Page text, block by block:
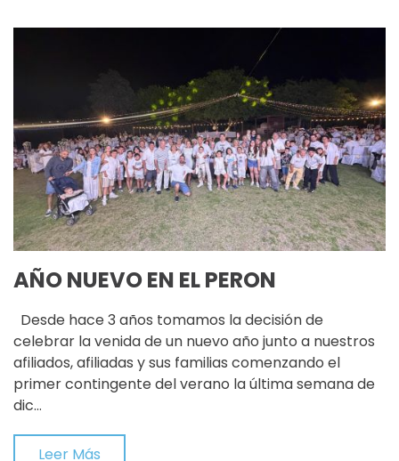
AÑO NUEVO EN EL PERON
Desde hace 3 años tomamos la decisión de
celebrar la venida de un nuevo año junto a nuestros
afiliados, afiliadas y sus familias comenzando el
primer contingente del verano la última semana de
dic…
Leer Más